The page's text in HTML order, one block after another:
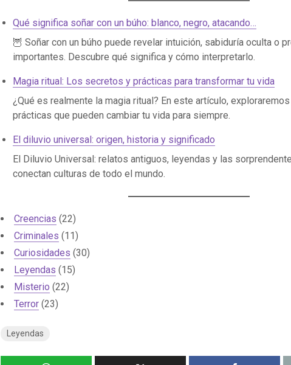
Qué significa soñar con un búho: blanco, negro, atacando…
🦉 Soñar con un búho puede revelar intuición, sabiduría oculta o
importantes. Descubre qué significa y cómo interpretarlo.
Magia ritual: Los secretos y prácticas para transformar tu vida
¿Qué es realmente la magia ritual? En este artículo,
prácticas que pueden cambiar tu vida para siempre.
El diluvio universal: origen, historia y significado
El Diluvio Universal: relatos antiguos, leyendas y las
conectan culturas de todo el mundo.
Creencias (22)
Criminales (11)
Curiosidades (30)
Leyendas (15)
Misterio (22)
Terror (23)
Leyendas